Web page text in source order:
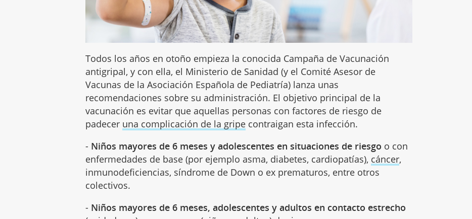
Todos los años en otoño empieza la conocida Campaña de Vacunación
antigripal, y con ella, el Ministerio de Sanidad (y el Comité Asesor de
Vacunas de la Asociación Española de Pediatría) lanza unas
recomendaciones sobre su administración. El objetivo principal de la
vacunación es evitar que aquellas personas con factores de riesgo de
padecer una complicación de la gripe contraigan esta infección.
- Niños mayores de 6 meses y adolescentes en situaciones de riesgo o con
enfermedades de base (por ejemplo asma, diabetes, cardiopatías), cáncer,
inmunodeficiencias, síndrome de Down o ex prematuros, entre otros
colectivos.
- Niños mayores de 6 meses, adolescentes y adultos en contacto estrecho